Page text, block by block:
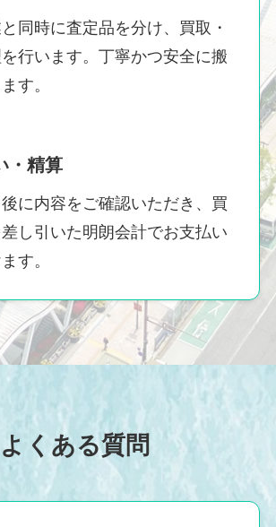
同時に査定品を分け、買取・
行います。丁寧かつ安全に搬
す。
・精算
に内容をご確認いただき、買
し引いた明朗会計でお支払い
す。
よくある質問